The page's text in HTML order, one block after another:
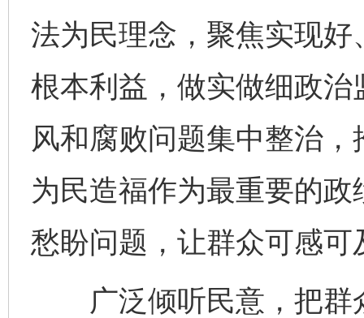
法为民理念，聚焦实现
根本利益，做实做细政
风和腐败问题集中整治
为民造福作为最重要的
愁盼问题，让群众可感可
广泛倾听民意，把群